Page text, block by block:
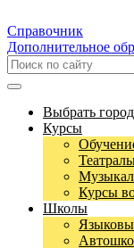
Справочник
Дополнительное
Выбрать город
Курсы
Курсы
Школы